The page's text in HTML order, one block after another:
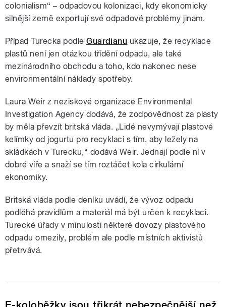
colonialism“ – odpadovou kolonizaci, kdy ekonomicky
silnější země exportují své odpadové problémy jinam.
Případ Turecka podleGuardianu ukazuje, že recyklace
plastů není jen otázkou třídění odpadu, ale také
mezinárodního obchodu a toho, kdo nakonec nese
environmentální náklady spotřeby.
Laura Weir z neziskové organizace Environmental
Investigation Agency dodává, že zodpovědnost za plasty
by měla převzít britská vláda. „Lidé nevymývají plastové
kelímky od jogurtu pro recyklaci s tím, aby ležely na
skládkách v Turecku,“ dodává Weir. Jednají podle ní v
dobré víře a snaží se tím roztáčet kola cirkulární
ekonomiky.
Britská vláda podle deníku uvádí, že vývoz odpadu
podléhá pravidlům a materiál má být určen k recyklaci.
Turecké úřady v minulosti některé dovozy plastového
odpadu omezily, problém ale podle místních aktivistů
přetrvává.